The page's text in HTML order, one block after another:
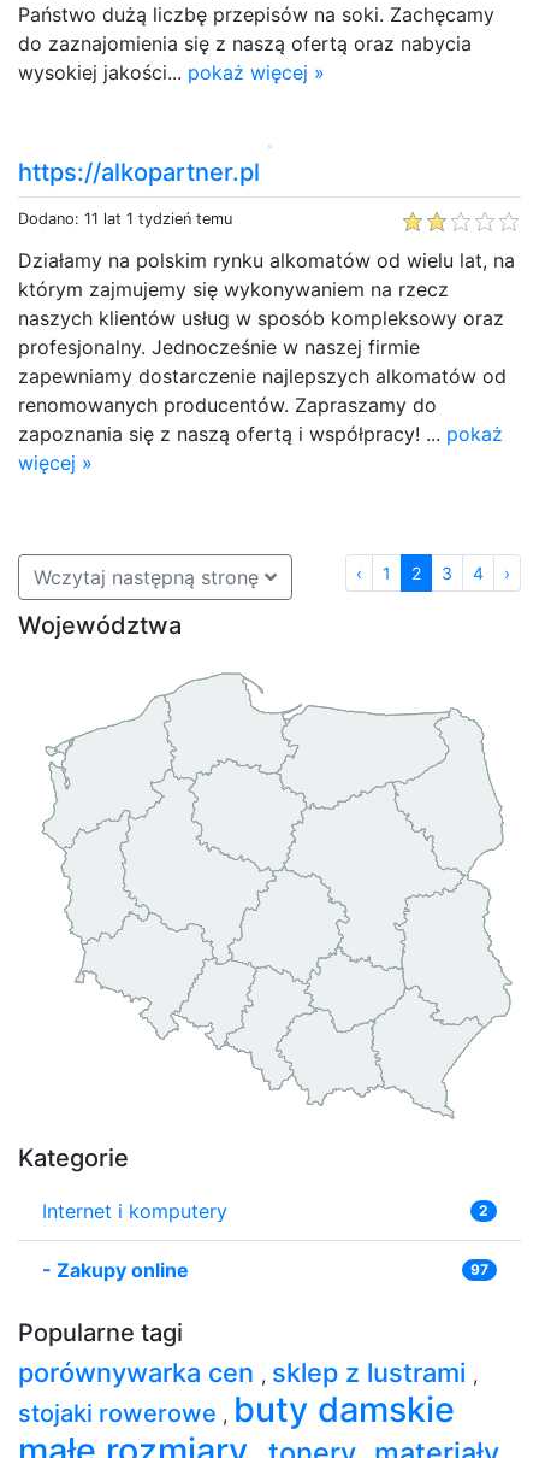
Państwo dużą liczbę przepisów na soki. Zachęcamy
do zaznajomienia się z naszą ofertą oraz nabycia
wysokiej jakości... pokaż więcej »
https://alkopartner.pl
Dodano: 11 lat 1 tydzień temu
Działamy na polskim rynku alkomatów od wielu lat, na
którym zajmujemy się wykonywaniem na rzecz
naszych klientów usług w sposób kompleksowy oraz
profesjonalny. Jednocześnie w naszej firmie
zapewniamy dostarczenie najlepszych alkomatów od
renomowanych producentów. Zapraszamy do
zapoznania się z naszą ofertą i współpracy! ... pokaż
więcej »
Wczytaj następną stronę ‹ 1 2 3 4 ›
Województwa
Kategorie
Internet i komputery 2
- Zakupy online 97
Popularne tagi
porównywarka cen , sklep z lustrami ,
stojaki rowerowe , buty damskie